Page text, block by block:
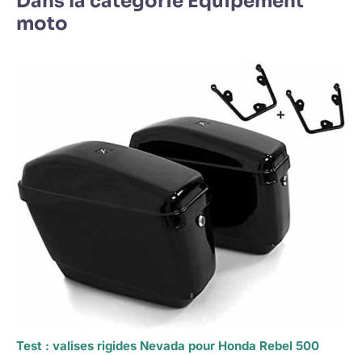
moto
Test : valises rigides Nevada pour Honda Rebel 500